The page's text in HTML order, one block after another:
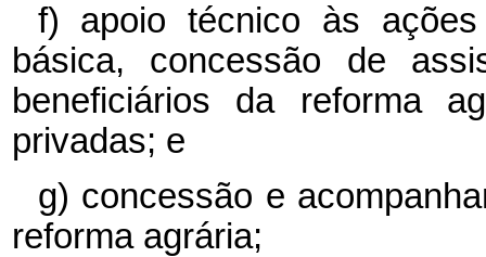
f) apoio técnico às
básica, concessão de
beneficiários da reforma
privadas; e
g) concessão e
reforma agrária;